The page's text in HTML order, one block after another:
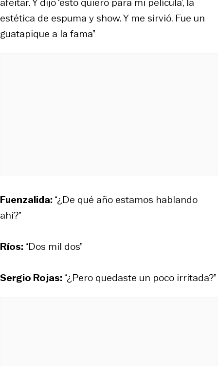
estética de espuma y show. Y me sirvió. Fue un
guatapique a la fama”
Fuenzalida:“¿De qué año estamos hablando
ahí?”
Ríos:“Dos mil dos”
Sergio Rojas:“¿Pero quedaste un poco irritada?”